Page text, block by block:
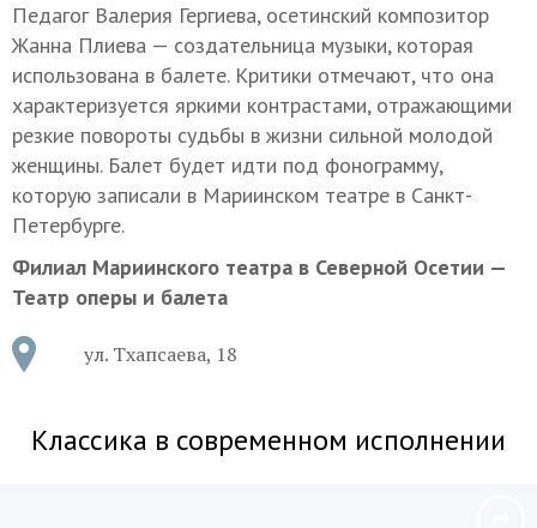
Педагог Валерия Гергиева, осетинский композитор
Жанна Плиева — создательница музыки, которая
использована в балете. Критики отмечают, что она
характеризуется яркими контрастами, отражающими
резкие повороты судьбы в жизни сильной молодой
женщины. Балет будет идти под фонограмму,
которую записали в Мариинском театре в Санкт-
Петербурге.
Филиал Мариинского театра в Северной Осетии —
Театр оперы и балета
ул. Тхапсаева, 18
Классика в современном исполнении